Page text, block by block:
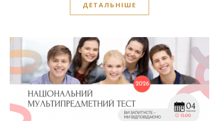
ДЕТАЛЬНІШЕ